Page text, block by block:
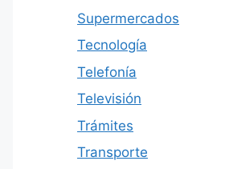
Supermercados
Tecnología
Telefonía
Televisión
Trámites
Transporte